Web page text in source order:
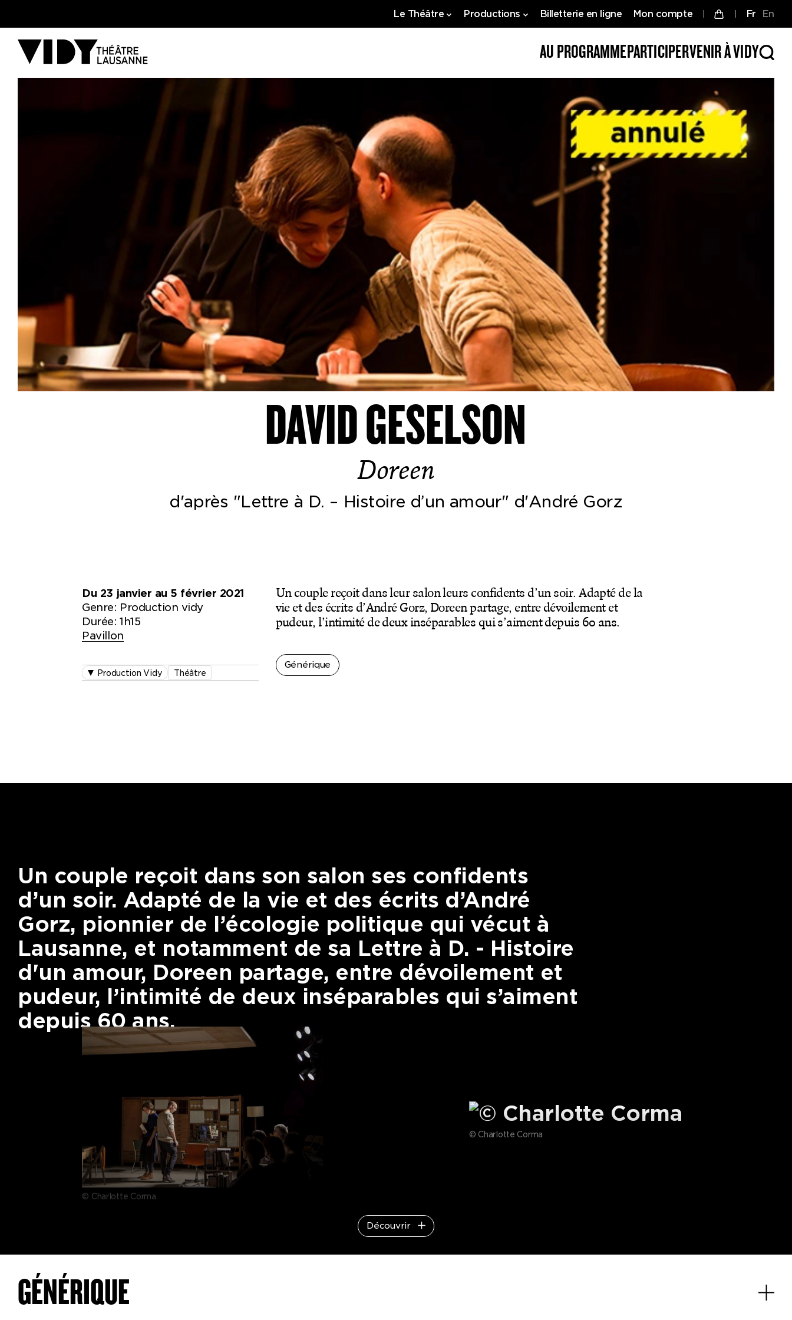
Le Théâtre Productions Billetterie en ligne Mon compte fr en
AU PROGRAMMEPARTICIPERVENIR À VIDY
AU PROGRAMME
VENIR À VIDY
Billetterie en ligne
Mon compte
DAVID GESELSON
Doreen
d'après "Lettre à D. – Histoire d’un amour" d'André Gorz
Un couple reçoit dans leur salon leurs confidents d’un soir. Adapté de la
vie et des écrits d’André Gorz, Doreen partage, entre dévoilement et
pudeur, l’intimité de deux inséparables qui s’aiment depuis 60 ans.
Générique
Du 23 janvier au 5 février 2021
Genre: Production vidy
Durée: 1h15
Pavillon
Production Vidy Théâtre
Un couple reçoit dans son salon ses confidents
d’un soir. Adapté de la vie et des écrits d’André
Gorz, pionnier de l’écologie politique qui vécut à
Lausanne, et notamment de sa Lettre à D. - Histoire
d'un amour, Doreen partage, entre dévoilement et
pudeur, l’intimité de deux inséparables qui s’aiment
depuis 60 ans.
© Charlotte Corma
© Charlotte Corma
Découvrir
GÉNÉRIQUE